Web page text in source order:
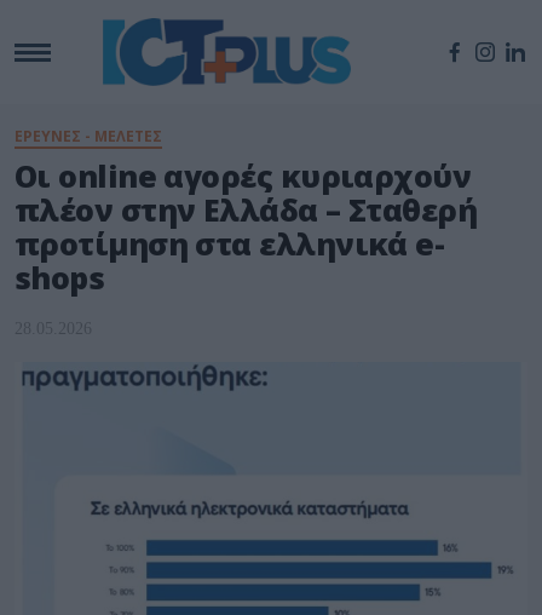
ΕΡΕΥΝΕΣ - ΜΕΛΕΤΕΣ
Οι online αγορές κυριαρχούν
πλέον στην Ελλάδα – Σταθερή
προτίμηση στα ελληνικά e-
shops
28.05.2026